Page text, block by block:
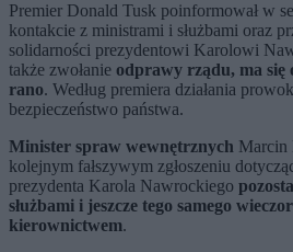
Premier Donald Tusk poinformował w
kontakcie z ministrami i służbami oraz
solidarności prezydentowi Karolowi
także zwołanie odprawy rządu, ma się
rano. Według premiera działania
bezpieczeństwo państwa.
Minister spraw wewnętrznych Marcin
kolejnym fałszywym zgłoszeniu
prezydenta Karola Nawrockiego
służbami i jeszcze tego samego
kierownictwem.